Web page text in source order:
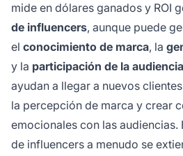
mide en dólares ganados y ROI
de influencers, aunque puede
el conocimiento de marca, la
y la participación de la audiencia
ayudan a llegar a nuevos
la percepción de marca y crear
emocionales con las
de influencers a menudo se